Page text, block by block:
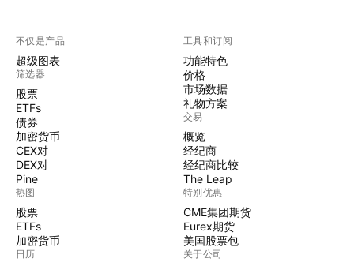
不仅是产品
超级图表
筛选器
股票
ETFs
债券
加密货币
CEX对
DEX对
Pine
热图
股票
ETFs
加密货币
日历
工具和订阅
功能特色
价格
市场数据
礼物方案
交易
概览
经纪商
经纪商比较
The Leap
特别优惠
CME集团期货
Eurex期货
美国股票包
关于公司